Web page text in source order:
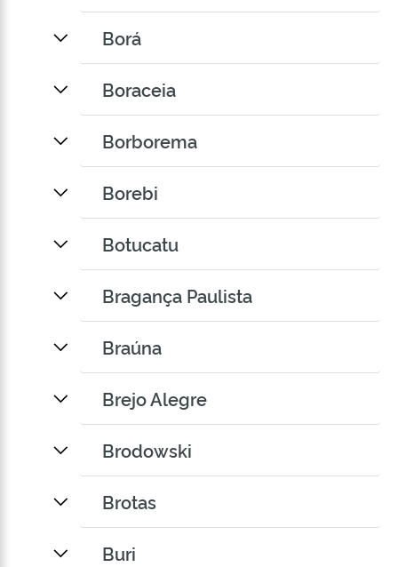
Borá
Boraceia
Borborema
Borebi
Botucatu
Bragança Paulista
Braúna
Brejo Alegre
Brodowski
Brotas
Buri